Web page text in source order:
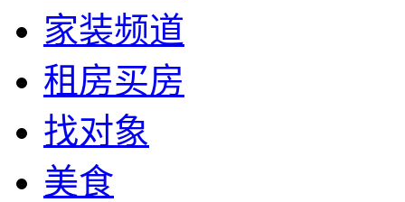
家装频道
租房买房
找对象
美食